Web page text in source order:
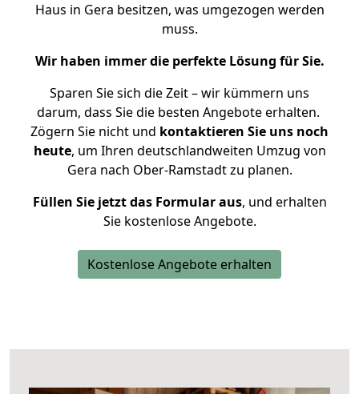
Haus in Gera besitzen, was umgezogen werden
muss.
Wir haben immer die perfekte Lösung für Sie.
Sparen Sie sich die Zeit – wir kümmern uns
darum, dass Sie die besten Angebote erhalten.
Zögern Sie nicht und kontaktieren Sie uns noch
heute, um Ihren deutschlandweiten Umzug von
Gera nach Ober-Ramstadt zu planen.
Füllen Sie jetzt das Formular aus, und erhalten
Sie kostenlose Angebote.
Kostenlose Angebote erhalten